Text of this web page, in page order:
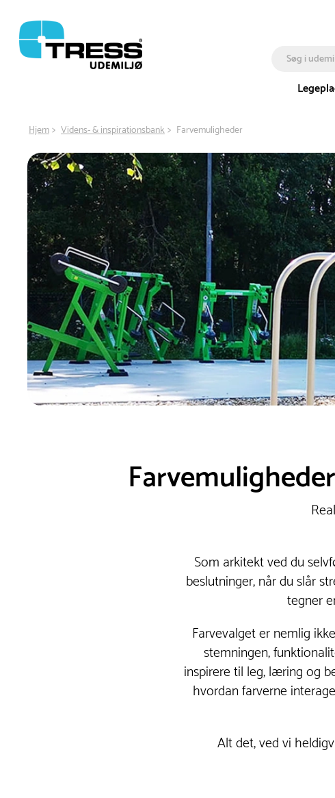
Hjem Videns- & inspirationsbank Farvemuligheder
Som arkitekt ved du
beslutninger, når du slår
tegner
Farvevalget er nemlig
stemningen,
inspirere til leg, læring og
hvordan farverne
Alt det, ved vi